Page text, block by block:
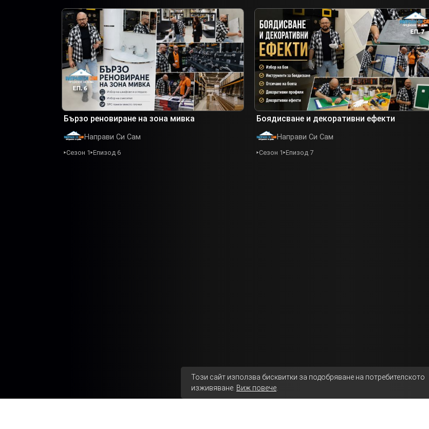
Бързо реновиране на зона мивка
Направи Си Сам
Сезон 1 Епизод 6
Боядисване и декоративни ефекти
Направи Си Сам
Сезон 1 Епизод 7
Този сайт използва бисквитки за подобряване на потребителското
изживяване. Виж повече